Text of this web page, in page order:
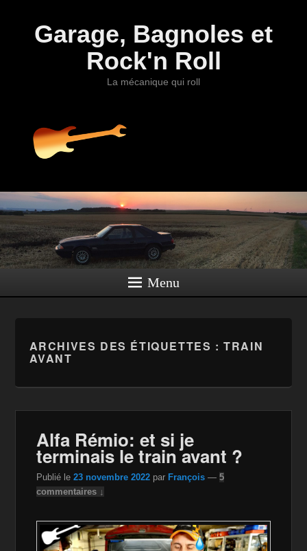
Garage, Bagnoles et
Rock'n Roll
La mécanique qui roll
Menu
ARCHIVES DES ÉTIQUETTES :TRAIN
AVANT
Alfa Rémio: et si je
terminais le train avant ?
Publié le23 novembre 2022 par François —5
commentaires ↓